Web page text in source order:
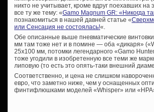
никто не учитывает, кроме вдруг поехавших
все ту же тему: «Gamo Magnum GR: «Никогда
познакомиться в нашей давней статье «
или Сенсация не состоялась!«.
Обе описанные выше пневматические винтовки
мм там тоже нет и в помине — оба «дикаря»
25х100 мм, потомки легендарного «Gamo
тоже угодили в изобретенную все теми же
липовую (то есть это опять-таки внешний
Соответственно, и цена не слишком
евро, что заметно ниже, чем у оснащенных
финтифлюшками моделей «Whisper» или